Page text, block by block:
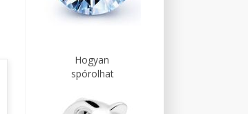
Hogyan
spórolhat